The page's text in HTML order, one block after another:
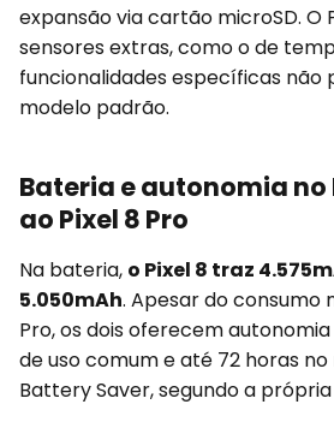
expansão via cartão microSD. O
sensores extras, como o de
funcionalidades específicas não
modelo padrão.
Bateria e autonomia no
ao Pixel 8 Pro
Na bateria, o Pixel 8 traz
5.050mAh. Apesar do consumo
Pro, os dois oferecem
de uso comum e até 72 horas
Battery Saver, segundo a